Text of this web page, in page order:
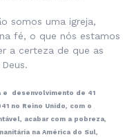
somos uma igreja,
fé, o que nós estamos
a certeza de que as
e desenvolvimento de 41
no Reino Unido, com o
acabar com a pobreza,
na América do Sul,